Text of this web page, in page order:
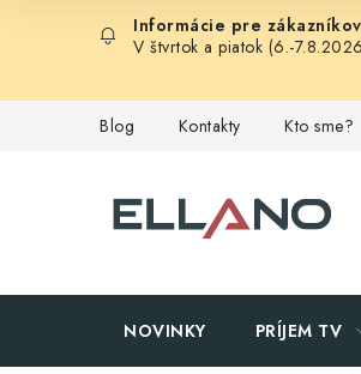
V štvrtok a piatok (6.-
Blog Kontakty Kto sme?
NOVINKY PRÍJEM TV